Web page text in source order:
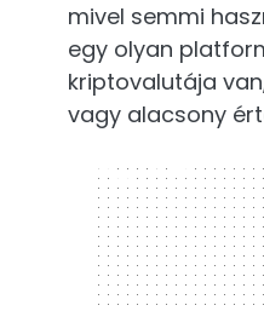
mivel semmi
egy olyan
kriptovalutája
vagy alacsony
300 x 250